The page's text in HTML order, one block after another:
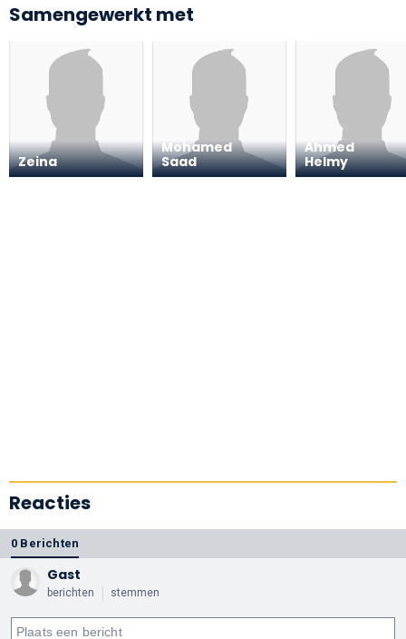
Samengewerkt met
Zeina
Mohamed
Saad
Ahmed
Helmy
Reacties
0 Berichten
Gast
berichten stemmen